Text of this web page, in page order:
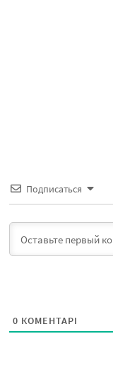
Подписаться
0 КОМЕНТАРІ